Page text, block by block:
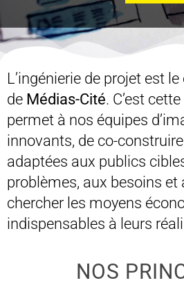
L’ingénierie de projet est
de Médias-Cité. C’est
permet à nos équipes
innovants, de co-
adaptées aux publics
problèmes, aux besoins et
chercher les moyens
indispensables à leurs
NOS